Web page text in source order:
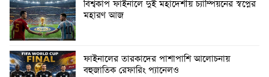
বিশ্বকাপ ফাইনালে দুই মহাদেশীয় চ্যাম্পিয়নের স্বপ্নের
মহারণ আজ
ফাইনালের তারকাদের পাশাপাশি আলোচনায়
বহুজাতিক রেফারিং প্যানেলও